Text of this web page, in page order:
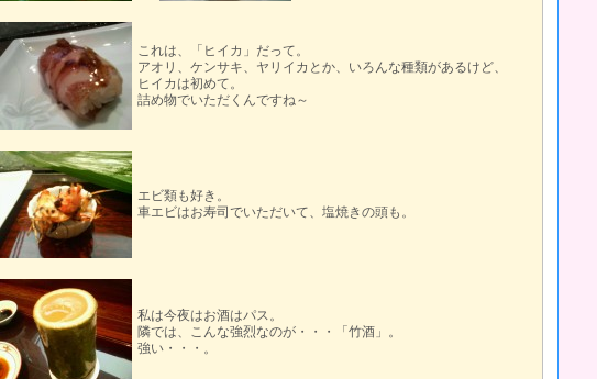
これは、「ヒイカ」だって。
アオリ、ケンサキ、ヤリイカとか、いろんな種類があるけど、
ヒイカは初めて。
詰め物でいただくんですね～
エビ類も好き。
車エビはお寿司でいただいて、塩焼きの頭も。
私は今夜はお酒はパス。
隣では、こんな強烈なのが・・・「竹酒」。
強い・・・。